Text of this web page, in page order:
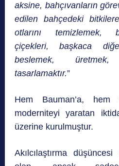
aksine, bahçıvanların
edilen bahçedeki
otlarını temizlemek,
çiçekleri, başkaca
beslemek,
tasarlamaktır.”
Hem Bauman’a, hem
moderniteyi yaratan
üzerine kurulmuştur.
Akılcılaştırma